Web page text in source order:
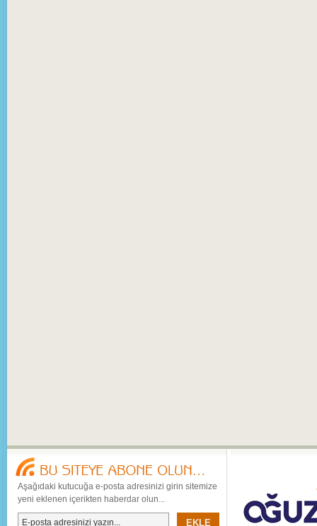
Aşağıdaki kutucuğa e-posta adresinizi girin sitemize
yeni eklenen içerikten haberdar olun...